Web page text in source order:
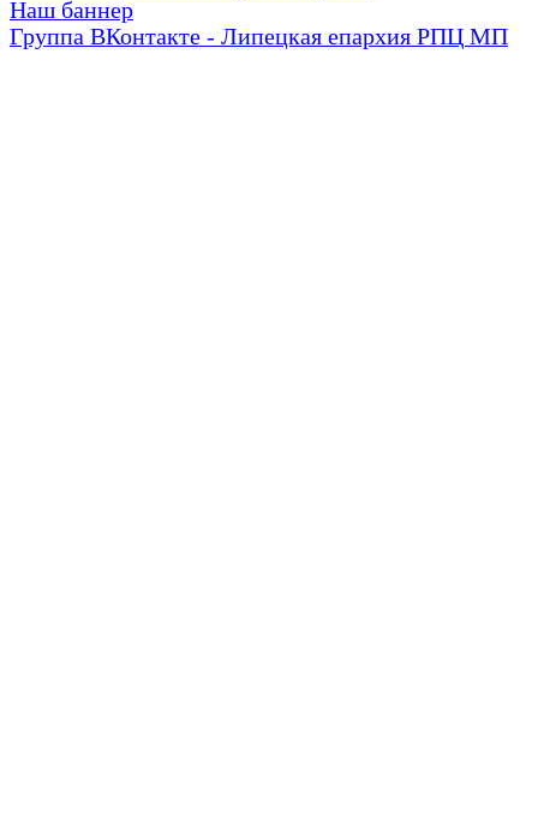
Наш баннер
Группа ВКонтакте - Липецкая епархия РПЦ МП